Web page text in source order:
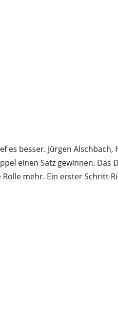
es besser. Jürgen
einen Satz gewinnen. Das
mehr. Ein erster Schritt